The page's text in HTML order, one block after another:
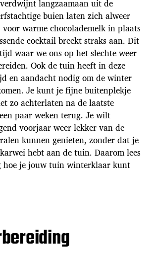
langzaamaan uit de
buien laten zich alweer
warme chocolademelk in plaats
cocktail breekt straks aan. Dit
waar we ons op het slechte weer
Ook de tuin heeft in deze
en aandacht nodig om de winter
Je kunt je fijne buitenplekje
zo achterlaten na de laatste
paar weken terug. Je wilt
voorjaar weer lekker van de
kunnen genieten, zonder dat je
hebt aan de tuin. Daarom lees
hoe je jouw tuin winterklaar kunt